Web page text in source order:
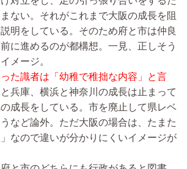
ない。それがこれまで大阪の成長を阻
明をしている。そのため府と市は仲良
に進めるのが都構想。一見、正しそう
メージ。
た識者は「幼稚で稚拙な内容」と言
兵庫、横浜と神奈川の成長は止まって
成長をしている。市を廃止して県レベ
など論外。ただ大阪の場合は、たまた
なので違いが分かりにくいイメージが